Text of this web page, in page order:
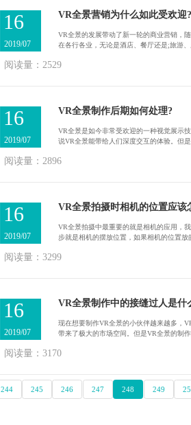
VR全景营销为什么如此受欢迎?
VR全景的发展带动了新一轮的商业营销，
在各行各业，无论是酒店、餐厅还是;旅游
阅读量：2529
16
2019/07
VR全景制作后期如何处理?
VR全景是如今非常受欢迎的一种视觉展示
说VR全景能带给人们深度交互的体验。但
阅读量：2896
16
2019/07
VR全景拍摄时相机的位置应该
VR全景拍摄中最重要的就是相机的应用，
步就是相机的摆放位置，如果相机的位置放
阅读量：3299
16
2019/07
VR全景制作中的接缝过人是什
现在想要制作VR全景的小伙伴越来越多，
带来了极大的市场空间。但是VR全景的制
阅读量：3170
16
2019/07
244 245 246 247 248 249